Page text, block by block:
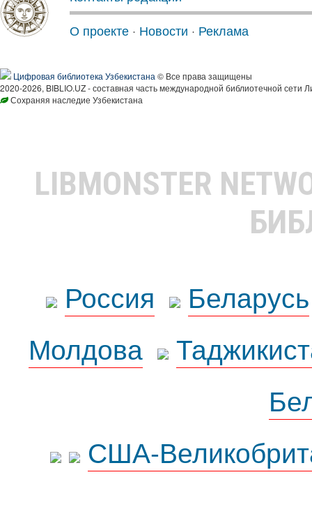
О проекте · Новости · Реклама
Цифровая библиотека Узбекистана © Все права защищены
2020-2026, BIBLIO.UZ - составная часть международной библиотечной сети
Сохраняя наследие Узбекистана
LIBMONSTER
Россия
Беларусь
Молдова
США-